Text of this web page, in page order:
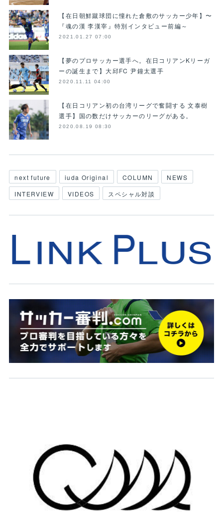
【在日朝鮮蹴球団に憧れた倉敷のサッカー少年】〜
『魂の漢 李漢宰』特別インタビュー前編～
2021.01.27 07:00
【夢のプロサッカー選手へ。在日コリアンKリーガ
ーの誕生まで】大邱FC 尹鐘太選手
2020.11.11 04:00
【在日コリアン初の台湾リーグで奮闘する 文泰樹
選手】国の数だけサッカーのリーグがある。
2020.08.19 08:30
next future iuda Original COLUMN
NEWS
INTERVIEW
VIDEOS スペシャル対談